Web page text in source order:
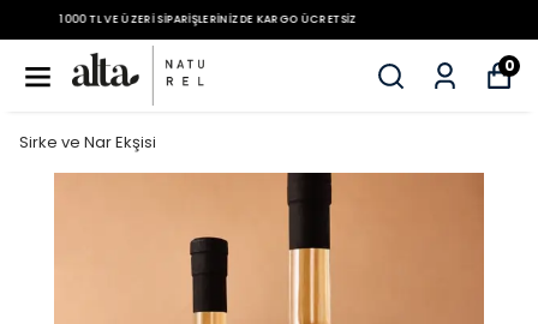
1000 TL VE ÜZERI SIPARIŞLERINIZDE KARGO ÜCRETSIZ
0
Sirke ve Nar Ekşisi